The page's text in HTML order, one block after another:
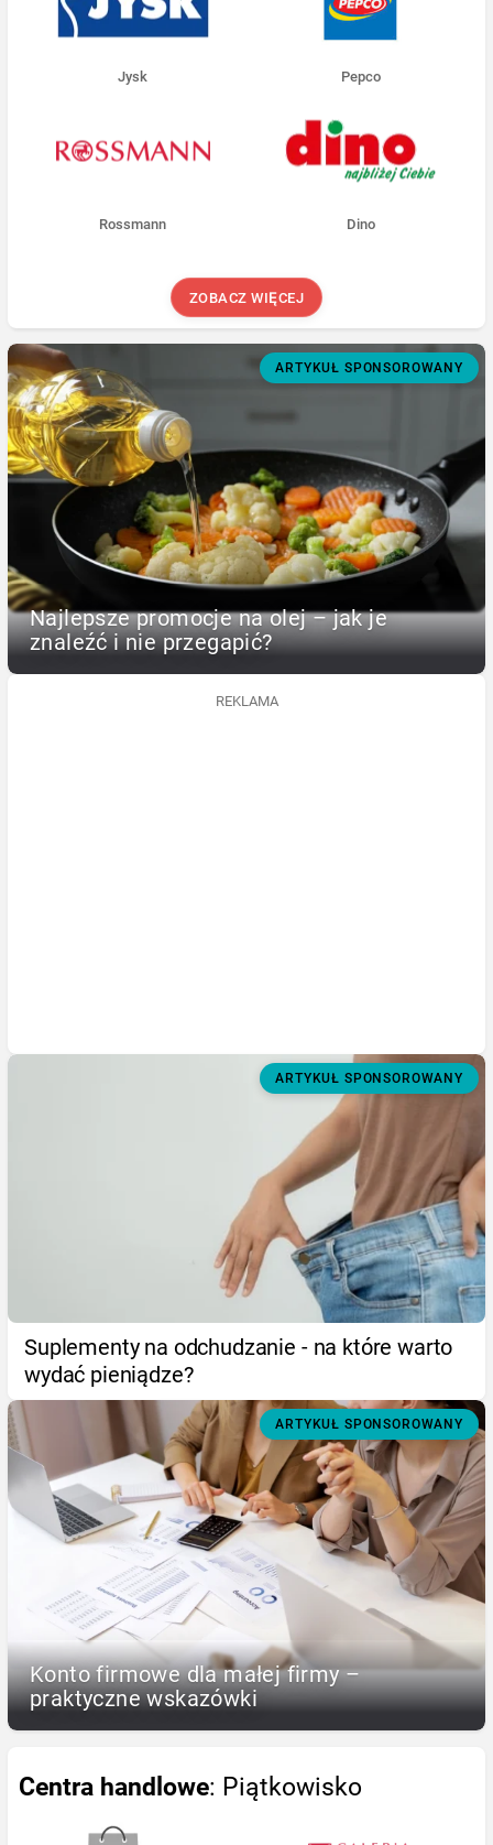
Jysk Pepco
Rossmann Dino
ZOBACZ WIĘCEJ
ARTYKUŁ SPONSOROWANY
Najlepsze promocje na olej – jak je
znaleźć i nie przegapić?
REKLAMA
ARTYKUŁ SPONSOROWANY
Suplementy na odchudzanie - na które warto
wydać pieniądze?
ARTYKUŁ SPONSOROWANY
Konto firmowe dla małej firmy –
praktyczne wskazówki
Centra handlowe: Piątkowisko